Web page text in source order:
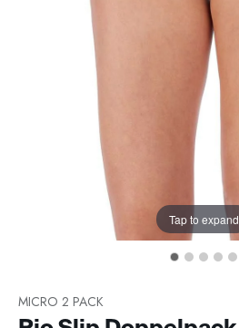
Tap to expand
MICRO 2 PACK